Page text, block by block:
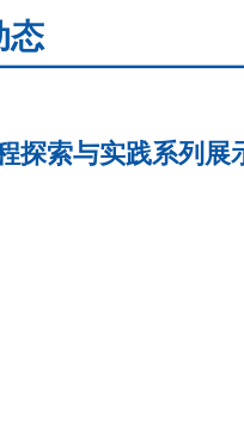
态
探索与实践系列